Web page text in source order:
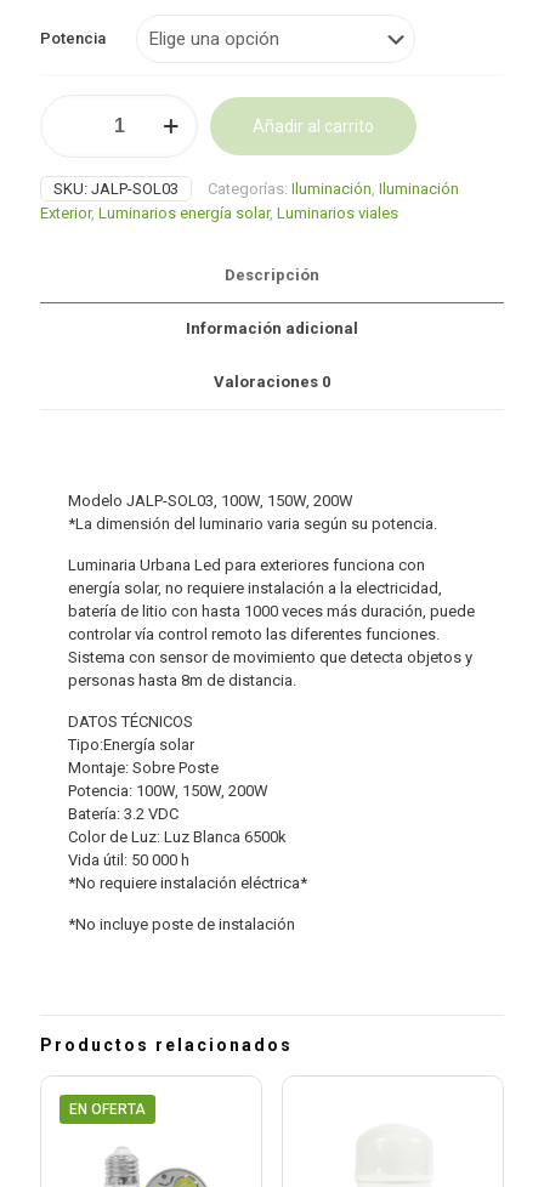
Potencia
IN
ONE
cantidad
Añadir al carrito
SKU: JALP-SOL03 Categorías: Iluminación Iluminación
Exterior, Luminarios energía solar, Luminarios viales
Descripción
Información adicional
Valoraciones 0
Modelo JALP-SOL03, 100W, 150W, 200W
*La dimensión del luminario varia según su potencia.
Luminaria Urbana Led para exteriores funciona con
energía solar, no requiere instalación a la electricidad,
batería de litio con hasta 1000 veces más duración, puede
controlar vía control remoto las diferentes funciones.
Sistema con sensor de movimiento que detecta objetos y
personas hasta 8m de distancia.
DATOS TÉCNICOS
Tipo:Energía solar
Montaje: Sobre Poste
Potencia: 100W, 150W, 200W
Batería: 3.2 VDC
Color de Luz: Luz Blanca 6500k
Vida útil: 50 000 h
*No requiere instalación eléctrica*
*No incluye poste de instalación
Productos relacionados
EN OFERTA